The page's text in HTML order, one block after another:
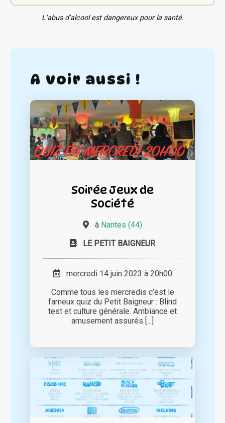
L'abus d'alcool est dangereux pour la santé.
A voir aussi !
Soirée Jeux de
Société
à Nantes (44)
LE PETIT BAIGNEUR
mercredi 14 juin 2023 à 20h00
Comme tous les mercredis c’est le
fameux quiz du Petit Baigneur : Blind
test et culture générale. Ambiance et
amusement assurés [...]